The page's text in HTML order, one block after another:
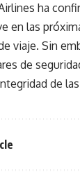
ha
en las
viaje. Sin
de
de